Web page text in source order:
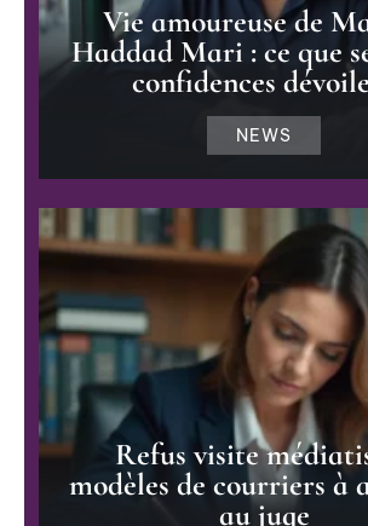
Vie amoureuse de
Haddad Mari : ce que
confidences
NEWS
Refus visite
modèles de courriers à
au juge